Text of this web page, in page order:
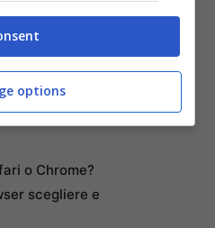
su Meta
design
prezzo in
o Chrome?
scegliere e
options